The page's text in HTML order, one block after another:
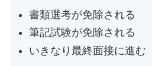
書類選考が免除される
筆記試験が免除される
いきなり最終面接に進む